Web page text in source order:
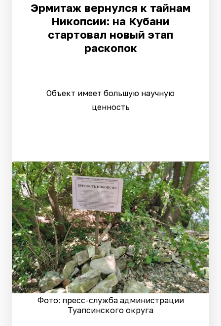
Эрмитаж вернулся к тайнам
Никопсии: на Кубани
стартовал новый этап
раскопок
Объект имеет большую научную
ценность
Фото: пресс-служба администрации
Туапсинского округа